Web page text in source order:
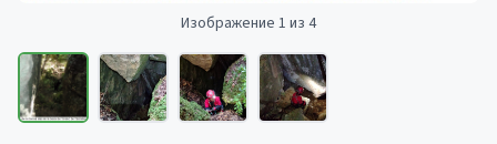
Изображение 1 из 4